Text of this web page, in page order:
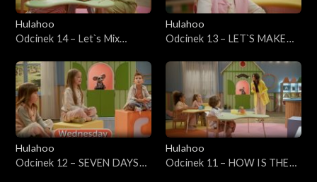
Hulahoo
Odcinek 14 – Let`s Mix
Hulahoo
Odcinek 13 – LET`S MAKE
śniadanie
Hulahoo
Odcinek 12 – SEVEN DAYS
Hulahoo
Odcinek 11 – HOW IS THE